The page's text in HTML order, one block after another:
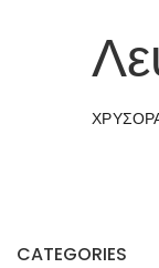
CATEGORIES